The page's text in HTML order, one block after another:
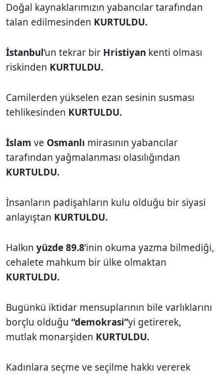
Doğal kaynaklarımızın yabancılar tarafından
talan edilmesinden KURTULDU.
İstanbul’un tekrar bir Hristiyan kenti olması
riskinden KURTULDU.
Camilerden yükselen ezan sesinin susması
tehlikesinden KURTULDU.
İslam ve Osmanlı mirasının yabancılar
tarafından yağmalanması olasılığından
KURTULDU.
İnsanların padişahların kulu olduğu bir siyasi
anlayıştan KURTULDU.
Halkın yüzde 89.8’inin okuma yazma bilmediği,
cehalete mahkum bir ülke olmaktan
KURTULDU.
Bugünkü iktidar mensuplarının bile varlıklarını
borçlu olduğu “demokrasi”yi getirerek,
mutlak monarşiden KURTULDU.
Kadınlara seçme ve seçilme hakkı vererek